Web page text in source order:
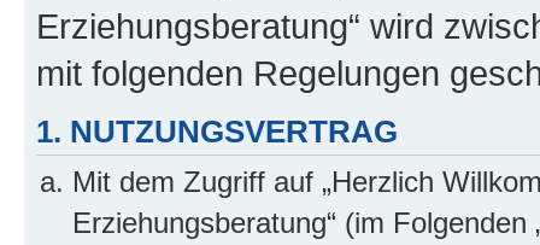
Erziehungsberatung“ wird
mit folgenden Regelungen
1. NUTZUNGSVERTRAG
Mit dem Zugriff auf „Herzlich
Erziehungsberatung“ (im